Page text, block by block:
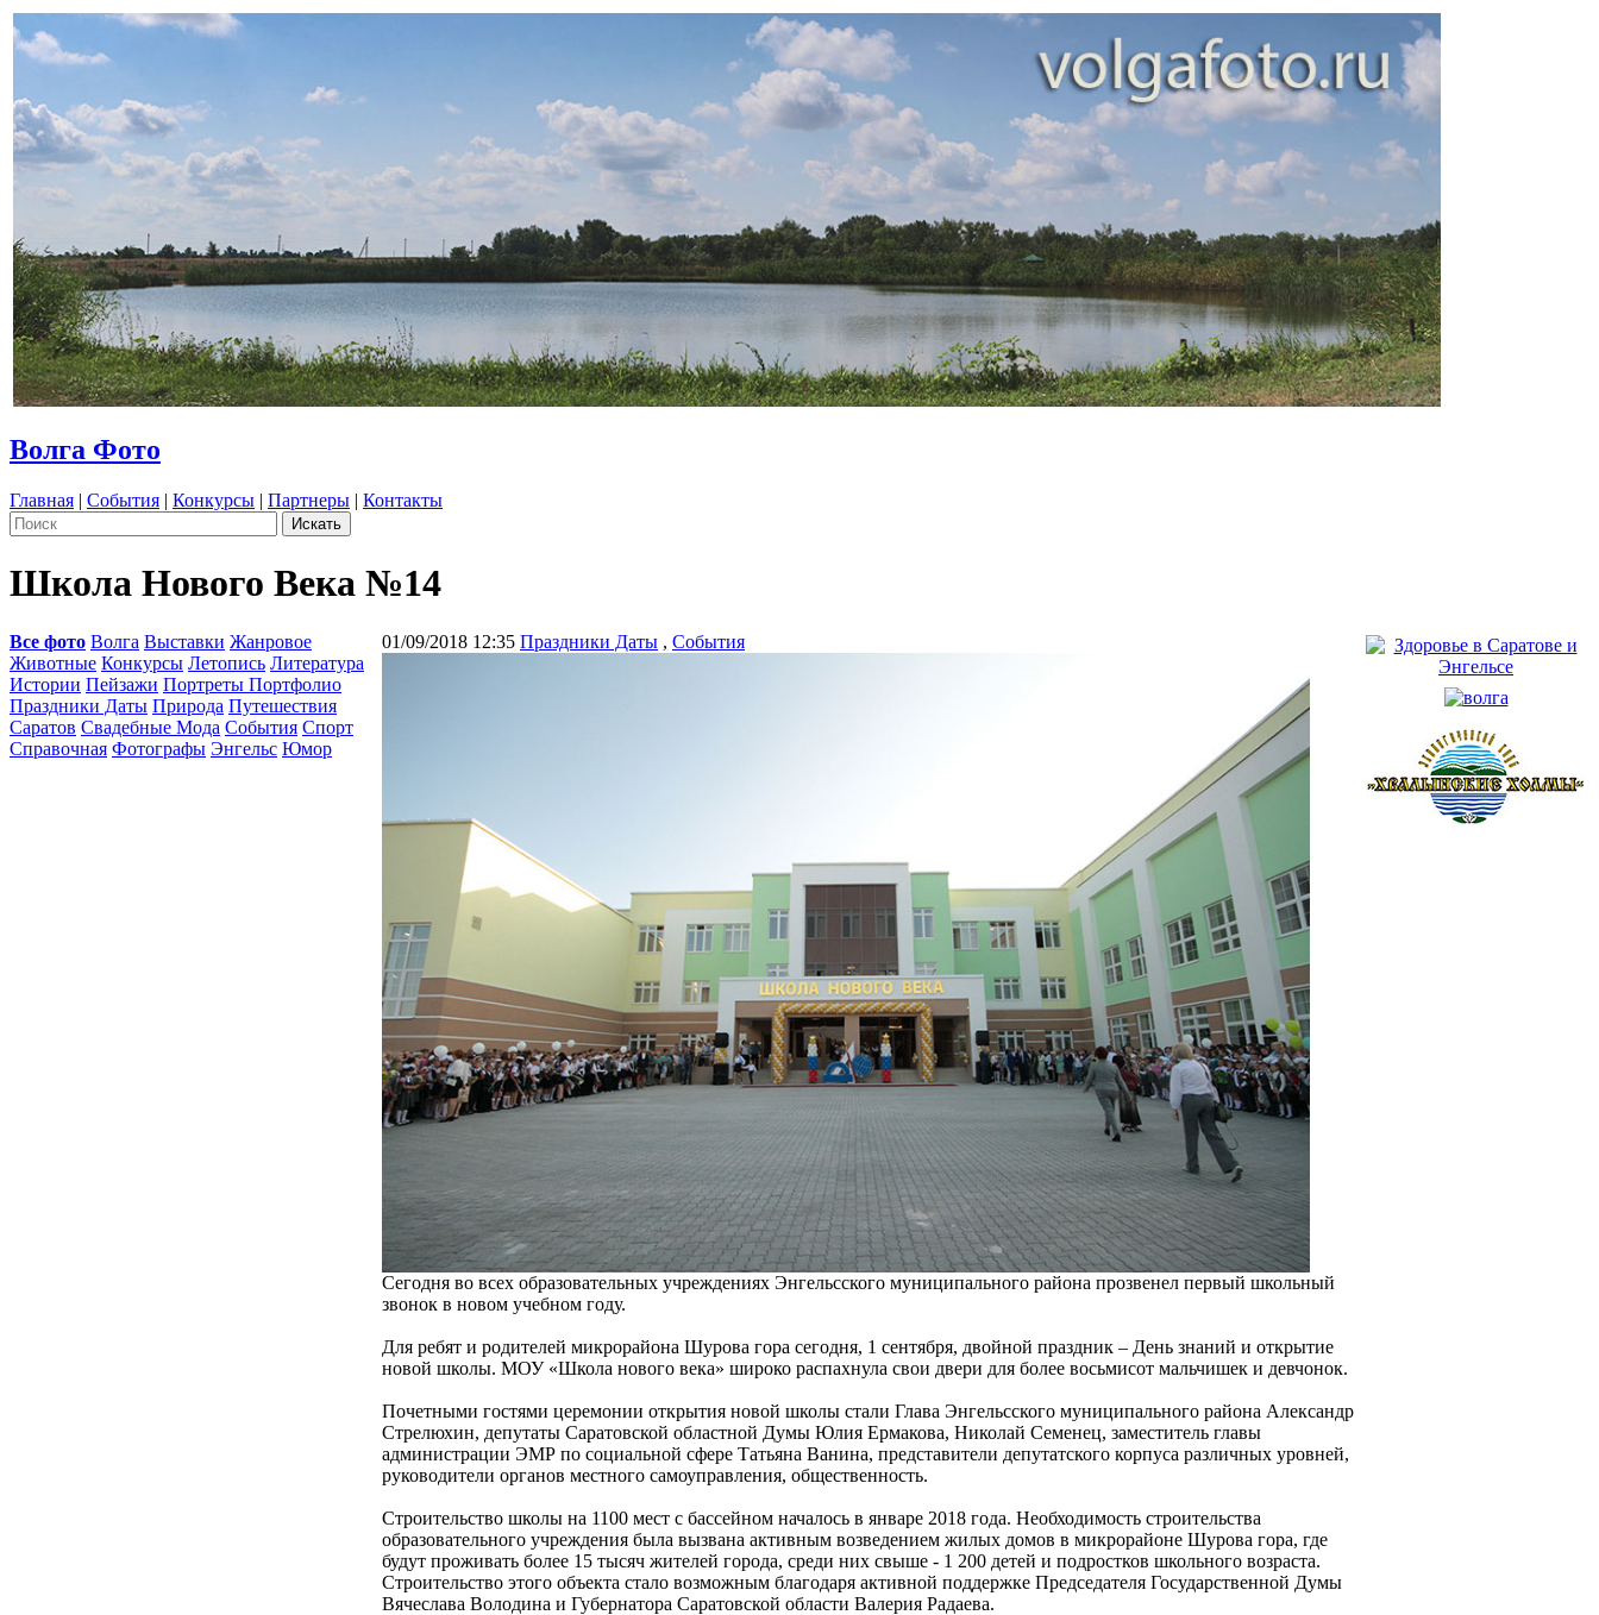
Волга Фото
Главная | События | Конкурсы | Партнеры | Контакты
Школа Нового Века №14
Все фото Волга Выставки Жанровое
Животные Конкурсы Летопись Литература
Истории Пейзажи Портреты Портфолио
Праздники Даты Природа Путешествия
Саратов Свадебные Мода События Спорт
Справочная Фотографы Энгельс Юмор
01/09/2018 12:35 Праздники Даты , События
Сегодня во всех образовательных учреждениях Энгельсского муниципального района прозвенел первый школьный
звонок в новом учебном году.
Для ребят и родителей микрорайона Шурова гора сегодня, 1 сентября, двойной праздник – День знаний и открытие
новой школы. МОУ «Школа нового века» широко распахнула свои двери для более восьмисот мальчишек и девчонок.
Почетными гостями церемонии открытия новой школы стали Глава Энгельсского муниципального района Александр
Стрелюхин, депутаты Саратовской областной Думы Юлия Ермакова, Николай Семенец, заместитель главы
администрации ЭМР по социальной сфере Татьяна Ванина, представители депутатского корпуса различных уровней,
руководители органов местного самоуправления, общественность.
Строительство школы на 1100 мест с бассейном началось в январе 2018 года. Необходимость строительства
образовательного учреждения была вызвана активным возведением жилых домов в микрорайоне Шурова гора, где
будут проживать более 15 тысяч жителей города, среди них свыше - 1 200 детей и подростков школьного возраста.
Строительство этого объекта стало возможным благодаря активной поддержке Председателя Государственной Думы
Вячеслава Володина и Губернатора Саратовской области Валерия Радаева.